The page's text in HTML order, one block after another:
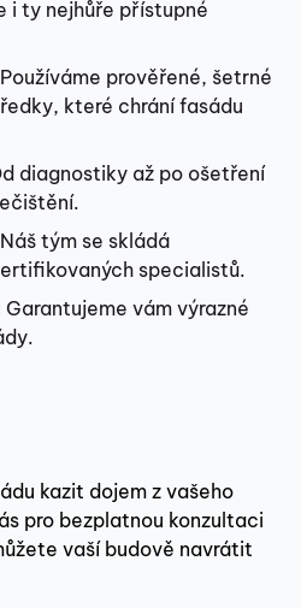
i ty nejhůře přístupné
Používáme prověřené, šetrné
které chrání fasádu
diagnostiky až po ošetření
Náš tým se skládá
specialistů.
Garantujeme vám výrazné
kazit dojem z vašeho
pro bezplatnou konzultaci
vaší budově navrátit